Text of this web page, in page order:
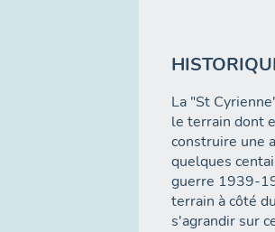
La "St
le terrain dont
construire une
quelques
guerre 1939-
terrain à côté
s'agrandir sur